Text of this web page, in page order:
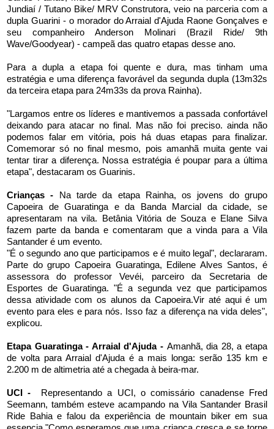
Jundiaí / Tutano Bike/ MRV Construtora, veio na parceria com a
dupla Guarini - o morador do Arraial d'Ajuda Raone Gonçalves e
seu companheiro Anderson Molinari (Brazil Ride/ 9th
Wave/Goodyear) - campeã das quatro etapas desse ano.
Para a dupla a etapa foi quente e dura, mas tinham uma
estratégia e uma diferença favorável da segunda dupla (13m32s
da terceira etapa para 24m33s da prova Rainha).
"Largamos entre os líderes e mantivemos a passada confortável
deixando para atacar no final. Mas não foi preciso. ainda não
podemos falar em vitória, pois há duas etapas para finalizar.
Comemorar só no final mesmo, pois amanhã muita gente vai
tentar tirar a diferença. Nossa estratégia é poupar para a última
etapa", destacaram os Guarinis.
Crianças - Na tarde da etapa Rainha, os jovens do grupo
Capoeira de Guaratinga e da Banda Marcial da cidade, se
apresentaram na vila. Betânia Vitória de Souza e Elane Silva
fazem parte da banda e comentaram que a vinda para a Vila
Santander é um evento.
"É o segundo ano que participamos e é muito legal", declararam.
Parte do grupo Capoeira Guaratinga, Edilene Alves Santos, é
assessora do professor Vevéi, parceiro da Secretaria de
Esportes de Guaratinga. "É a segunda vez que participamos
dessa atividade com os alunos da Capoeira.Vir até aqui é um
evento para eles e para nós. Isso faz a diferença na vida deles",
explicou.
Etapa Guaratinga - Arraial d'Ajuda - Amanhã, dia 28, a etapa
de volta para Arraial d'Ajuda é a mais longa: serão 135 km e
2.200 m de altimetria até a chegada à beira-mar.
UCI -
Representando a UCI, o comissário canadense Fred
Seemann, também esteve acampando na Vila Santander Brasil
Ride Bahia e falou da experiência de mountain biker em sua